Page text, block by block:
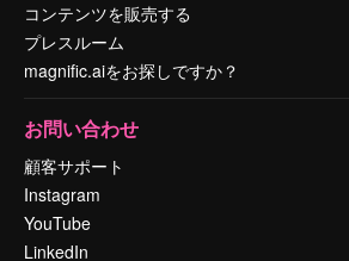
コンテンツを販売する
プレスルーム
magnific.aiをお探しですか？
お問い合わせ
顧客サポート
Instagram
YouTube
LinkedIn